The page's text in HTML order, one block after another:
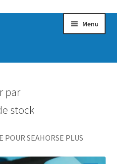
Menu
par
stock
POUR SEAHORSE PLUS